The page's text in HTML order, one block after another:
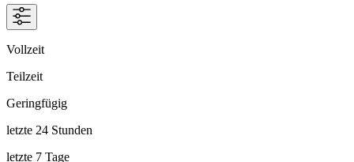
Vollzeit
Teilzeit
Geringfügig
letzte 24 Stunden
letzte 7 Tage